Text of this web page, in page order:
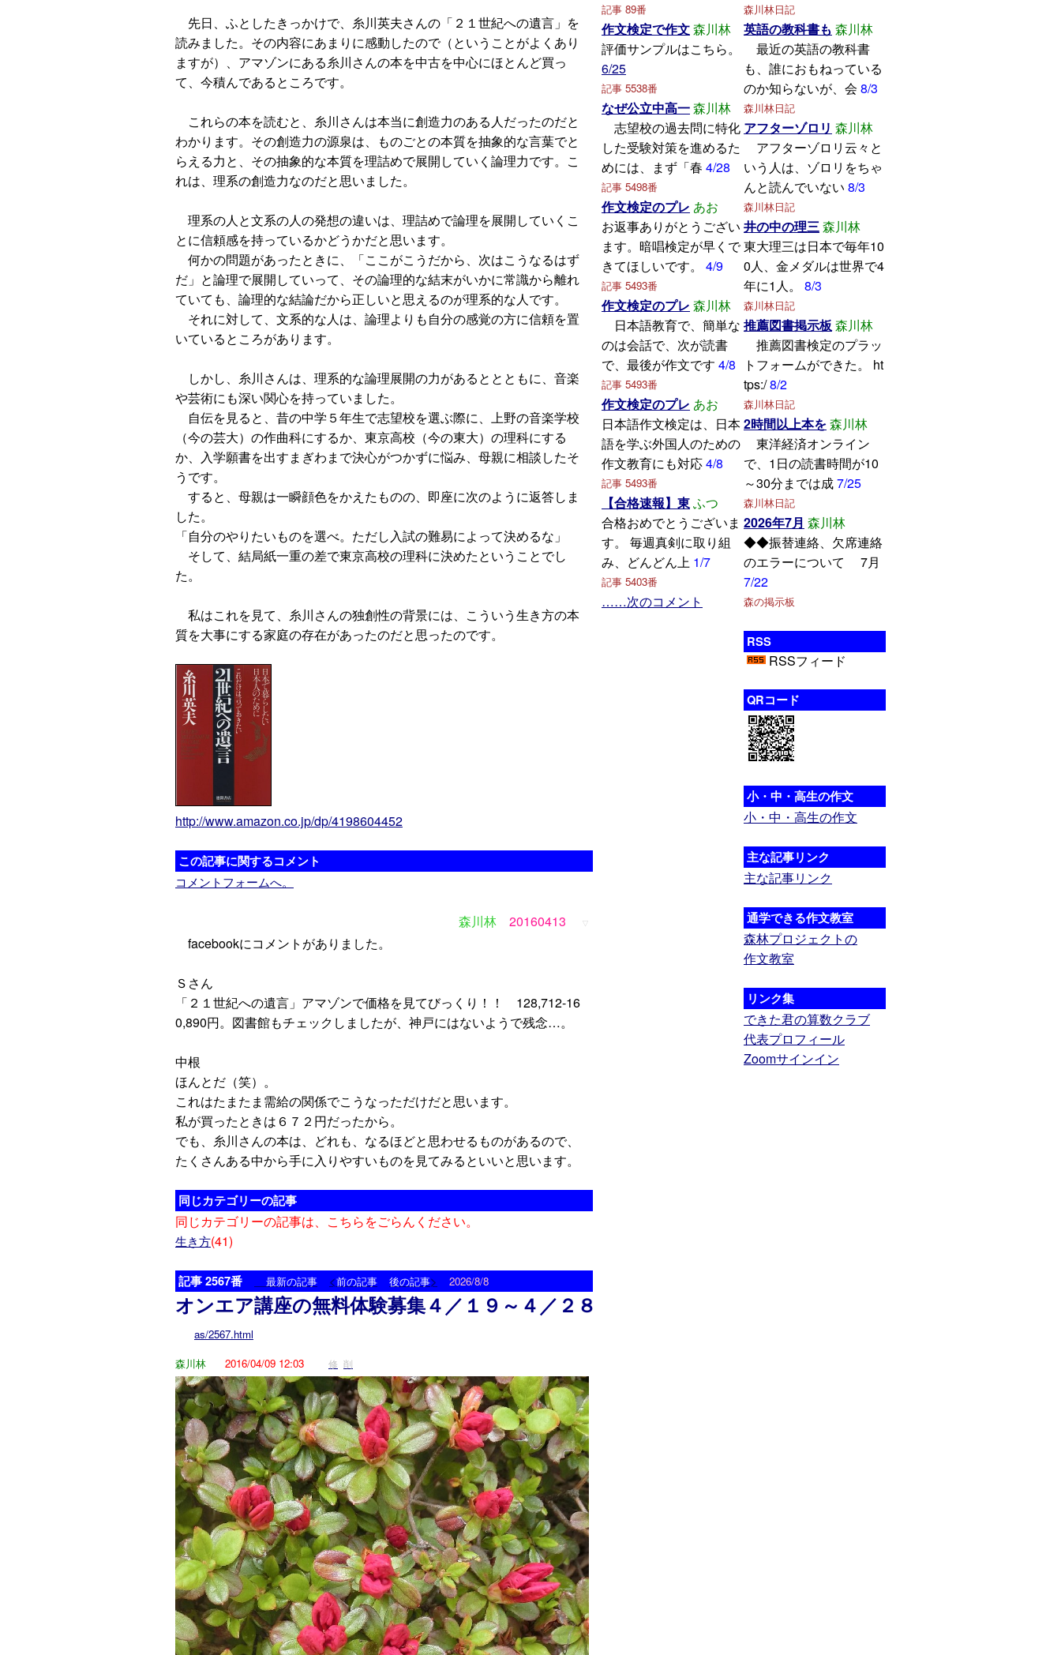
先日、ふとしたきっかけで、糸川英夫さんの「２１世紀への遺言」を
読みました。その内容にあまりに感動したので（ということがよくあり
ますが）、アマゾンにある糸川さんの本を中古を中心にほとんど買っ
て、今積んであるところです。
これらの本を読むと、糸川さんは本当に創造力のある人だったのだと
わかります。その創造力の源泉は、ものごとの本質を抽象的な言葉でと
らえる力と、その抽象的な本質を理詰めで展開していく論理力です。こ
れは、理系の創造力なのだと思いました。
理系の人と文系の人の発想の違いは、理詰めで論理を展開していくこ
とに信頼感を持っているかどうかだと思います。
何かの問題があったときに、「ここがこうだから、次はこうなるはず
だ」と論理で展開していって、その論理的な結末がいかに常識から離れ
ていても、論理的な結論だから正しいと思えるのが理系的な人です。
それに対して、文系的な人は、論理よりも自分の感覚の方に信頼を置
いているところがあります。
しかし、糸川さんは、理系的な論理展開の力があるととともに、音楽
や芸術にも深い関心を持っていました。
自伝を見ると、昔の中学５年生で志望校を選ぶ際に、上野の音楽学校
（今の芸大）の作曲科にするか、東京高校（今の東大）の理科にする
か、入学願書を出すまぎわまで決心がつかずに悩み、母親に相談したそ
うです。
すると、母親は一瞬顔色をかえたものの、即座に次のように返答しま
した。
「自分のやりたいものを選べ。ただし入試の難易によって決めるな」
そして、結局紙一重の差で東京高校の理科に決めたということでし
た。
私はこれを見て、糸川さんの独創性の背景には、こういう生き方の本
質を大事にする家庭の存在があったのだと思ったのです。
http://www.amazon.co.jp/dp/4198604452
この記事に関するコメント
コメントフォームへ。
森川林 20160413 ▽
facebookにコメントがありました。
Ｓさん
「２１世紀への遺言」アマゾンで価格を見てびっくり！！ 128,712-16
0,890円。図書館もチェックしましたが、神戸にはないようで残念…。
中根
ほんとだ（笑）。
これはたまたま需給の関係でこうなっただけだと思います。
私が買ったときは６７２円だったから。
でも、糸川さんの本は、どれも、なるほどと思わせるものがあるので、
たくさんある中から手に入りやすいものを見てみるといいと思います。
同じカテゴリーの記事
同じカテゴリーの記事は、こちらをごらんください。
生き方(41)
記事 2567番 最新の記事 <前の記事 後の記事> 2026/8/8
オンエア講座の無料体験募集４／１９～４／２８
as/2567.html
森川林
2016/04/09 12:03 修 削
記事 89番
作文検定で作文森川林
評価サンプルはこちら。
6/25
記事 5538番
なぜ公立中高一森川林
志望校の過去問に特化
した受験対策を進めるた
めには、まず「春 4/28
記事 5498番
作文検定のプレ あお
お返事ありがとうござい
ます。暗唱検定が早くで
きてほしいです。
4/9
記事 5493番
作文検定のプレ 森川林
日本語教育で、簡単な
のは会話で、次が読書
で、最後が作文です 4/8
記事 5493番
作文検定のプレ あお
日本語作文検定は、日本
語を学ぶ外国人のための
作文教育にも対応4/8
記事 5493番
【合格速報】東ふつ
合格おめでとうございま
す。 毎週真剣に取り組
み、どんどん上 1/7
記事 5403番
……次のコメント
森川林日記
英語の教科書も 森川林
最近の英語の教科書
も、誰におもねっている
のか知らないが、会 8/3
森川林日記
アフターゾロリ 森川林
アフターゾロリ云々と
いう人は、ゾロリをちゃ
んと読んでいない 8/3
森川林日記
井の中の理三森川林
東大理三は日本で毎年10
0人、金メダルは世界で4
年に1人。 8/3
森川林日記
推薦図書掲示板森川林
推薦図書検定のプラッ
トフォームができた。 ht
tps:/8/2
森川林日記
2時間以上本を森川林
東洋経済オンライン
で、1日の読書時間が10
～30分までは成7/25
森川林日記
2026年7月 森川林
◆◆振替連絡、欠席連絡
のエラーについて 7月
7/22
森の掲示板
RSS
RSSフィード
QRコード
小・中・高生の作文
小・中・高生の作文
主な記事リンク
主な記事リンク
通学できる作文教室
森林プロジェクトの
作文教室
リンク集
できた君の算数クラブ
代表プロフィール
Zoomサインイン